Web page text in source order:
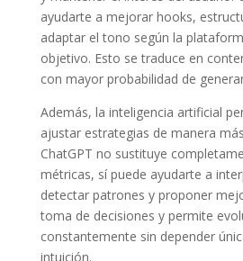
ayudarte a mejorar hooks,
adaptar el tono según la
objetivo. Esto se traduce en
con mayor probabilidad de
Además, la inteligencia artificial
ajustar estrategias de manera
ChatGPT no sustituye
métricas, sí puede ayudarte a
detectar patrones y proponer
toma de decisiones y permite
constantemente sin depender
intuición.